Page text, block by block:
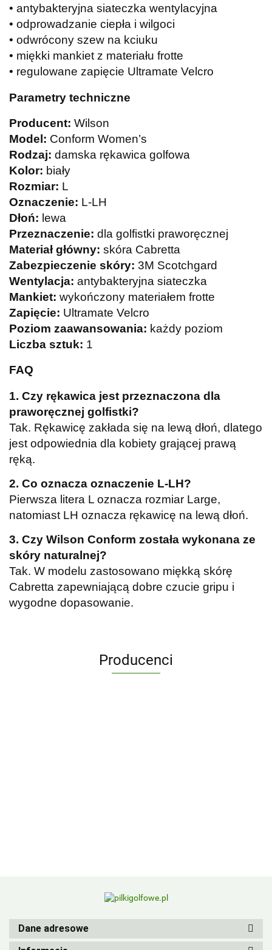
• antybakteryjna siateczka wentylacyjna
• odprowadzanie ciepła i wilgoci
• odwrócony szew na kciuku
• miękki mankiet z materiału frotte
• regulowane zapięcie Ultramate Velcro
Parametry techniczne
Producent: Wilson
Model: Conform Women’s
Rodzaj: damska rękawica golfowa
Kolor: biały
Rozmiar: L
Oznaczenie: L-LH
Dłoń: lewa
Przeznaczenie: dla golfistki praworęcznej
Materiał główny: skóra Cabretta
Zabezpieczenie skóry: 3M Scotchgard
Wentylacja: antybakteryjna siateczka
Mankiet: wykończony materiałem frotte
Zapięcie: Ultramate Velcro
Poziom zaawansowania: każdy poziom
Liczba sztuk: 1
FAQ
1. Czy rękawica jest przeznaczona dla
praworęcznej golfistki?
Tak. Rękawicę zakłada się na lewą dłoń, dlatego
jest odpowiednia dla kobiety grającej prawą
ręką.
2. Co oznacza oznaczenie L-LH?
Pierwsza litera L oznacza rozmiar Large,
natomiast LH oznacza rękawicę na lewą dłoń.
3. Czy Wilson Conform została wykonana ze
skóry naturalnej?
Tak. W modelu zastosowano miękką skórę
Cabretta zapewniającą dobre czucie gripu i
wygodne dopasowanie.
Producenci
Dane adresowe